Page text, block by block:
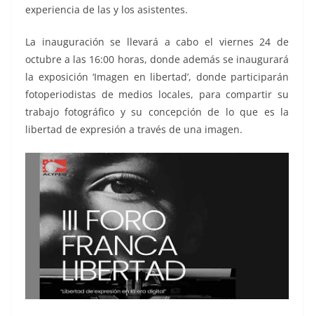
experiencia de las y los asistentes.
La inauguración se llevará a cabo el viernes 24 de
octubre a las 16:00 horas, donde además se inaugurará
la exposición ‘Imagen en libertad’, donde participarán
fotoperiodistas de medios locales, para compartir su
trabajo fotográfico y su concepción de lo que es la
libertad de expresión a través de una imagen.